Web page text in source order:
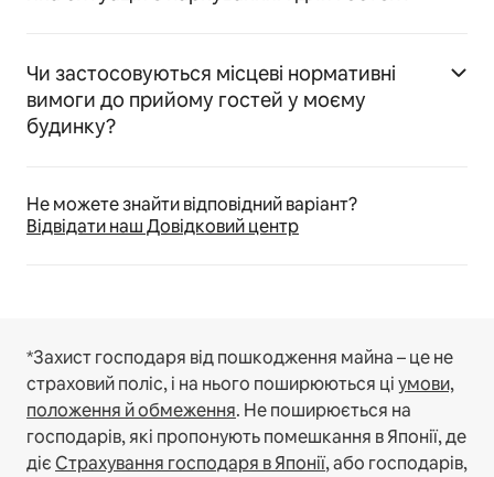
Чи застосовуються місцеві нормативні
вимоги до прийому гостей у моєму
будинку?
Не можете знайти відповідний варіант?
Відвідати наш Довідковий центр
*Захист господаря від пошкодження майна – це не
страховий поліс, і на нього поширюються ціумови,
положення й обмеження. Не поширюється на
господарів, які пропонують помешкання в Японії, де
дієСтрахування господаря в Японії, або господарів,